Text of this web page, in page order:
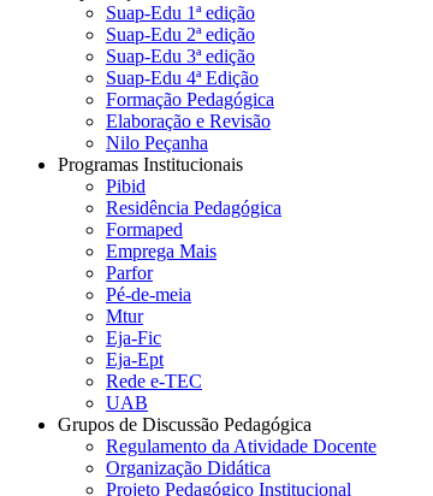
Suap-Edu 1ª edição
Suap-Edu 2ª edição
Suap-Edu 3ª edição
Suap-Edu 4ª Edição
Formação Pedagógica
Elaboração e Revisão
Nilo Peçanha
Programas Institucionais
Pibid
Residência Pedagógica
Formaped
Emprega Mais
Parfor
Pé-de-meia
Mtur
Eja-Fic
Eja-Ept
Rede e-TEC
UAB
Grupos de Discussão Pedagógica
Regulamento da Atividade Docente
Organização Didática
Projeto Pedagógico Institucional